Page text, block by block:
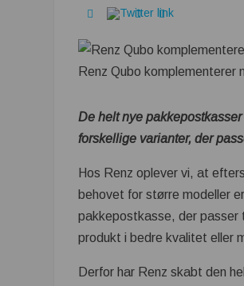
Renz Qubo
De helt nye
forskellige varianter, der
Hos Renz oplever vi, at
behovet for større modeller
pakkepostkasse, der passer
produkt i bedre kvalitet eller
Derfor har Renz skabt den